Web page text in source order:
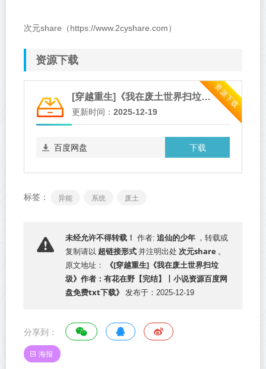
次元share（https://www.2cyshare.com）
资源下载
资源下载
[穿越重生]《我在废土世界扫垃圾》作者：有花在野【完结】
更新时间： 2025-12-19
下载
百度网盘
标签： 异能 系统 废土
未经允许不得转载！ 作者: 追仙的少年 ，转载或
复制请以 超链接形式 并注明出处 次元share 。
原文地址：
《[穿越重生]《我在废土世界扫垃
圾》作者：有花在野【完结】丨小说资源百度网
盘免费txt下载》
发布于：2025-12-19
分享到：
海报